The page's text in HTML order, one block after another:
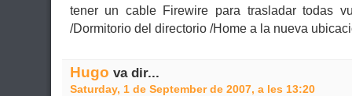
tener un cable Firewire para trasladar todas
/Dormitorio del directorio /Home a la nueva
Hugo va dir...
Saturday, 1 de September de 2007, a les 13:20